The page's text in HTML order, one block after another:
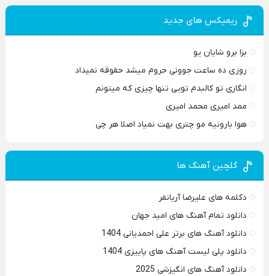
ریمیکس های جدید
بزا برو شایان یو
روزی ده ساعت جوونی حروم میشد حقوقه نمیداد
انگاری تو کالبدم تویی تنها چیزی که میتونم
ممد امیری محمد امیری
هوا بارونیه مو چتری بهت نمیاد اصلا هر چی
گلچین آهنگ ها
دکلمه های علیرضا آریانفر
دانلود تمام آهنگ های امید جهان
دانلود آهنگ های برتر علی احمدیانی 1404
دانلود پلی لیست آهنگ های پاییزی 1404
دانلود آهنگ های انگیزشی 2025